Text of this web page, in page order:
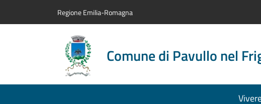
Regione Emilia-Romagna
Comune di Pavullo nel